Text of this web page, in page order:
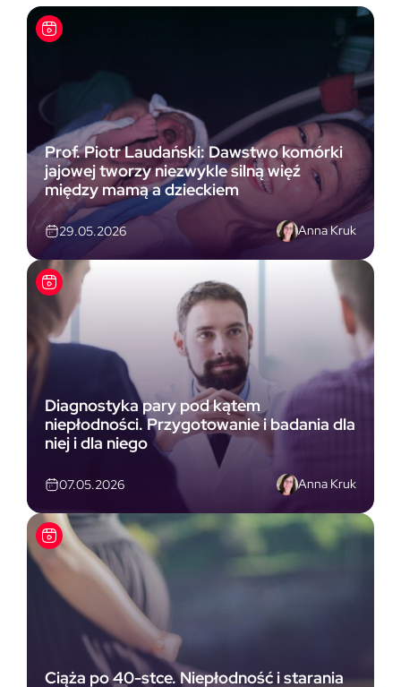
Prof. Piotr Laudański: Dawstwo komórki
jajowej tworzy niezwykle silną więź
między mamą a dzieckiem
29.05.2026 Anna Kruk
Diagnostyka pary pod kątem
niepłodności. Przygotowanie i badania dla
niej i dla niego
07.05.2026 Anna Kruk
Ciąża po 40-stce. Niepłodność i starania